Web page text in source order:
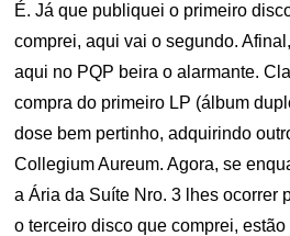
É. Já que publiquei o primeiro
comprei, aqui vai o segundo.
aqui no PQP beira o alarmante.
compra do primeiro LP (álbum
dose bem pertinho, adquirindo
Collegium Aureum. Agora, se
a Ária da Suíte Nro. 3 lhes ocorrer
o terceiro disco que comprei,